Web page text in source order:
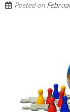
Posted on